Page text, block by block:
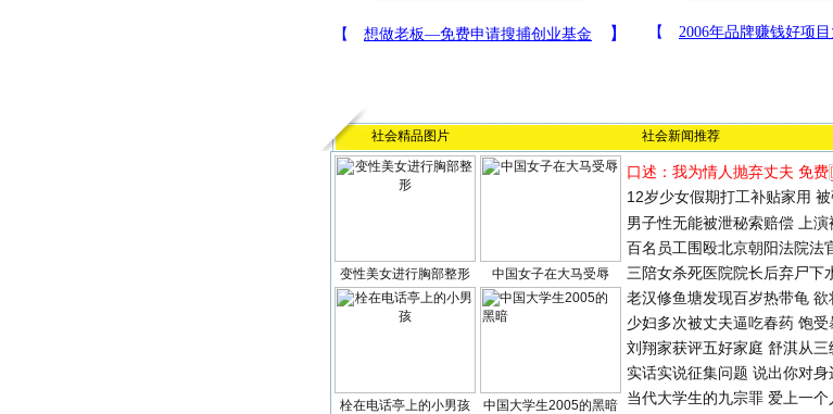
社会精品图片 社会新闻推荐
变性美女进行胸部整形 中国女子在大马受辱
栓在电话亭上的小男孩 中国大学生2005的黑暗
口述：我为情人抛弃丈夫 免费
12岁少女假期打工补贴家用
男子性无能被泄秘索赔偿 上
百名员工围殴北京朝阳法院法
三陪女杀死医院院长后弃尸下
老汉修鱼塘发现百岁热带龟 欲
少妇多次被丈夫逼吃春药 饱
刘翔家获评五好家庭 舒淇从三
实话实说征集问题 说出你对身
当代大学生的九宗罪 爱上一个